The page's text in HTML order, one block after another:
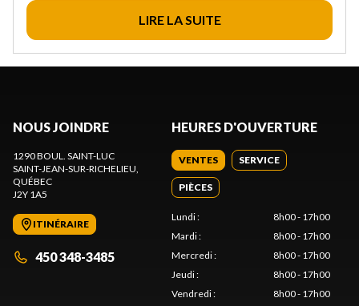
LIRE LA SUITE
NOUS JOINDRE
1290 BOUL. SAINT-LUC
SAINT-JEAN-SUR-RICHELIEU,
QUÉBEC
J2Y 1A5
ITINÉRAIRE
450 348-3485
HEURES D'OUVERTURE
VENTES SERVICE
PIÈCES
Lundi:
8h00 - 17h00
Mardi:
8h00 - 17h00
Mercredi:
8h00 - 17h00
Jeudi:
8h00 - 17h00
Vendredi:
8h00 - 17h00